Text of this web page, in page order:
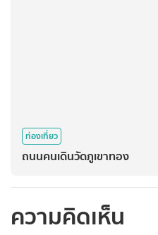
ท่องเที่ยว
ถนนคนเดินวัดภูเขาทอง
ความคิดเห็น